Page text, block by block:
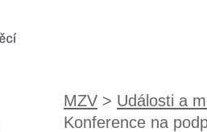
MZV > Události a
Konference na